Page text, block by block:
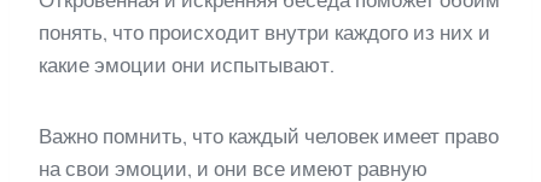
понять, что происходит внутри каждого из них и
какие эмоции они испытывают.
Важно помнить, что каждый человек имеет право
на свои эмоции, и они все имеют равную